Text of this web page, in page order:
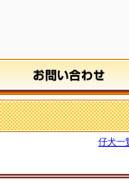
仔犬一